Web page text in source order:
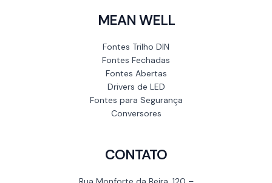
MEAN WELL
Fontes Trilho DIN
Fontes Fechadas
Fontes Abertas
Drivers de LED
Fontes para Segurança
Conversores
CONTATO